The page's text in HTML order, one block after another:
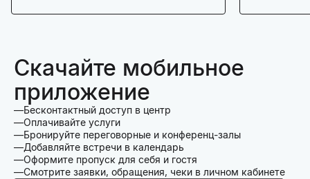
Скачайте мобильное
приложение
Бесконтактный доступ в центр
Оплачивайте услуги
Бронируйте переговорные и конференц-залы
Добавляйте встречи в календарь
Оформите пропуск для себя и гостя
Смотрите заявки, обращения, чеки в личном кабинете